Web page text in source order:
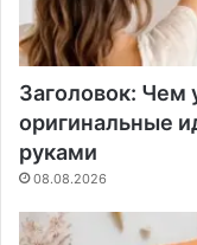
Заголовок: Чем
оригинальные
руками
08.08.2026